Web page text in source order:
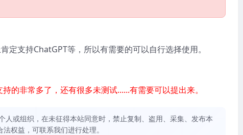
定支持ChatGPT等，所以有需要的可以自行选择使用。
的非常多了，还有很多未测试......有需要可以提出来。
或组织，在未征得本站同意时，禁止复制、盗用、采集、发布本
权益，可联系我们进行处理。